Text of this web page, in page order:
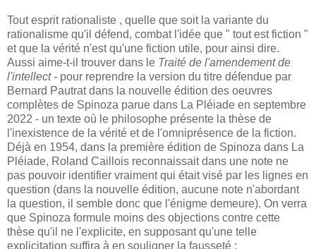
Tout esprit rationaliste , quelle que soit la variante du
rationalisme qu'il défend, combat l'idée que " tout est fiction "
et que la vérité n'est qu'une fiction utile, pour ainsi dire.
Aussi aime-t-il trouver dans le Traité de l'amendement de
l'intellect - pour reprendre la version du titre défendue par
Bernard Pautrat dans la nouvelle édition des oeuvres
complètes de Spinoza parue dans La Pléiade en septembre
2022 - un texte où le philosophe présente la thèse de
l'inexistence de la vérité et de l'omniprésence de la fiction.
Déjà en 1954, dans la première édition de Spinoza dans La
Pléiade, Roland Caillois reconnaissait dans une note ne
pas pouvoir identifier vraiment qui était visé par les lignes en
question (dans la nouvelle édition, aucune note n'abordant
la question, il semble donc que l'énigme demeure). On verra
que Spinoza formule moins des objections contre cette
thèse qu'il ne l'explicite, en supposant qu'une telle
explicitation suffira à en souligner la fausseté :